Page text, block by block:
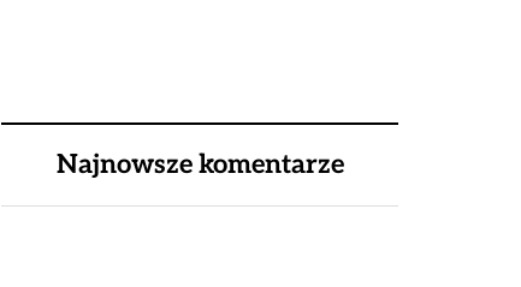
Najnowsze komentarze